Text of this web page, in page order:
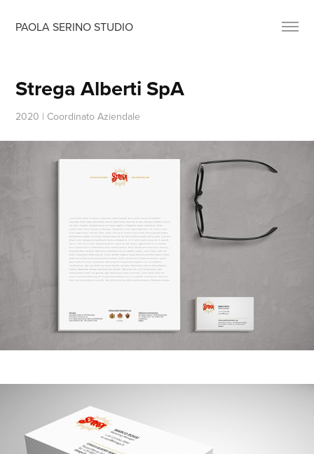
PAOLA SERINO STUDIO
Strega Alberti SpA
2020 | Coordinato Aziendale